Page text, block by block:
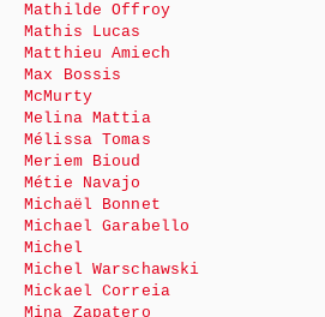
Mathilde Offroy
Mathis Lucas
Matthieu Amiech
Max Bossis
McMurty
Melina Mattia
Mélissa Tomas
Meriem Bioud
Métie Navajo
Michaël Bonnet
Michael Garabello
Michel
Michel Warschawski
Mickael Correia
Mina Zapatero